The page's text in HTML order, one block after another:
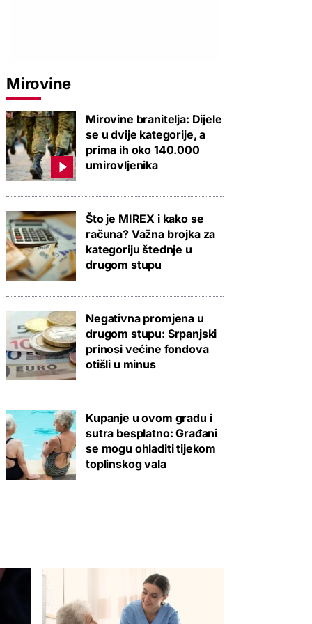
Mirovine
Mirovine branitelja: Dijele
se u dvije kategorije, a
prima ih oko 140.000
umirovljenika
Što je MIREX i kako se
računa? Važna brojka za
kategoriju štednje u
drugom stupu
Negativna promjena u
drugom stupu: Srpanjski
prinosi većine fondova
otišli u minus
Kupanje u ovom gradu i
sutra besplatno: Građani
se mogu ohladiti tijekom
toplinskog vala